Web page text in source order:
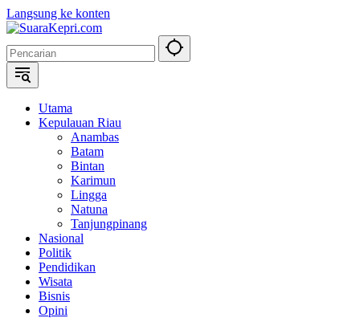
Langsung ke konten
Utama
Kepulauan Riau
Anambas
Batam
Bintan
Karimun
Lingga
Natuna
Tanjungpinang
Nasional
Politik
Pendidikan
Wisata
Bisnis
Opini